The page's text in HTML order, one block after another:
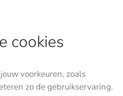
cookies
voorkeuren, zoals
zo de gebruikservaring.